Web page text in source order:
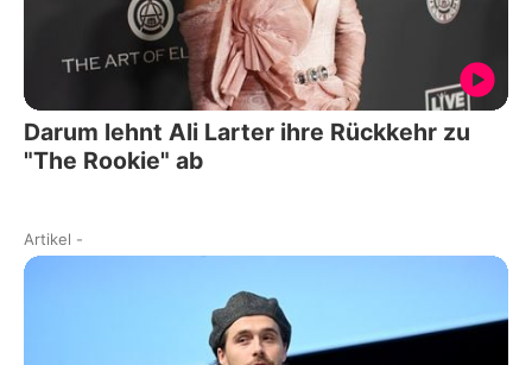
Darum lehnt Ali Larter ihre Rückkehr zu
"The Rookie" ab
Artikel -